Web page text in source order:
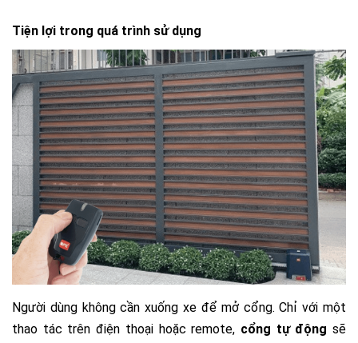
Tiện lợi trong quá trình sử dụng
Người dùng không cần xuống xe để mở cổng. Chỉ với một
thao tác trên điện thoại hoặc remote, cổng tự động sẽ